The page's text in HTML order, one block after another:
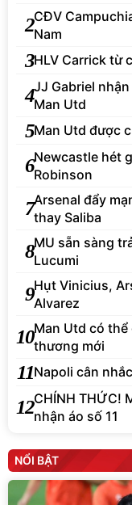
2CĐV
Nam
3HLV Carrick từ
4JJ Gabriel
Man Utd
5Man Utd được
6Newcastle hét
Robinson
7Arsenal đẩy
thay Saliba
8MU sẵn sàng
Lucumi
9Hụt Vinicius,
Alvarez
10Man Utd có thể
thương mới
11Napoli cân
12CHÍNH THỨC!
nhận áo số 11
NỔI BẬT